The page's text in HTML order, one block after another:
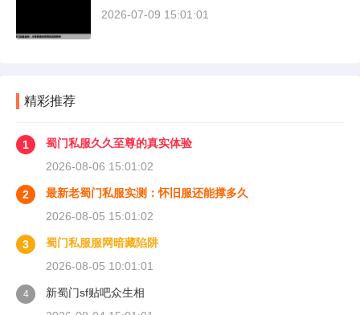
2026-07-09 15:01:01
精彩推荐
1
蜀门私服久久至尊的真实体验
2026-08-06 15:01:02
2
最新老蜀门私服实测：怀旧服还能撑多久
2026-08-05 15:01:02
3
蜀门私服服网暗藏陷阱
2026-08-05 10:01:01
4
新蜀门sf贴吧众生相